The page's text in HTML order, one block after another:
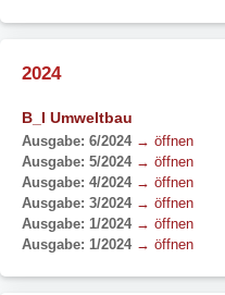
2024
B_I Umweltbau
Ausgabe: 6/2024 → öffnen
Ausgabe: 5/2024 → öffnen
Ausgabe: 4/2024 → öffnen
Ausgabe: 3/2024 → öffnen
Ausgabe: 1/2024 → öffnen
Ausgabe: 1/2024 → öffnen